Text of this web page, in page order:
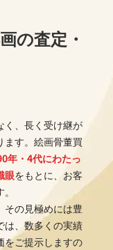
の査定・
く、長く受け継が
ます。絵画骨董買
年・4代にわたっ
眼をもとに、お客
その見極めには豊
は、数多くの実績
をご提示しますの